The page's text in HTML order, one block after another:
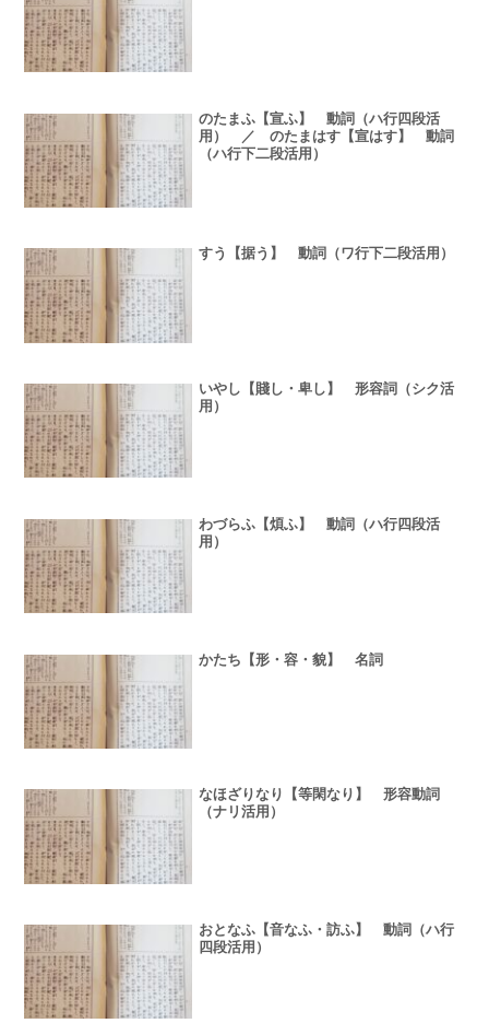
のたまふ【宣ふ】 動詞（ハ行四段活
用） ／ のたまはす【宣はす】 動詞
（ハ行下二段活用）
すう【据う】 動詞（ワ行下二段活用）
いやし【賤し・卑し】 形容詞（シク活
用）
わづらふ【煩ふ】 動詞（ハ行四段活
用）
かたち【形・容・貌】 名詞
なほざりなり【等閑なり】 形容動詞
（ナリ活用）
おとなふ【音なふ・訪ふ】 動詞（ハ行
四段活用）